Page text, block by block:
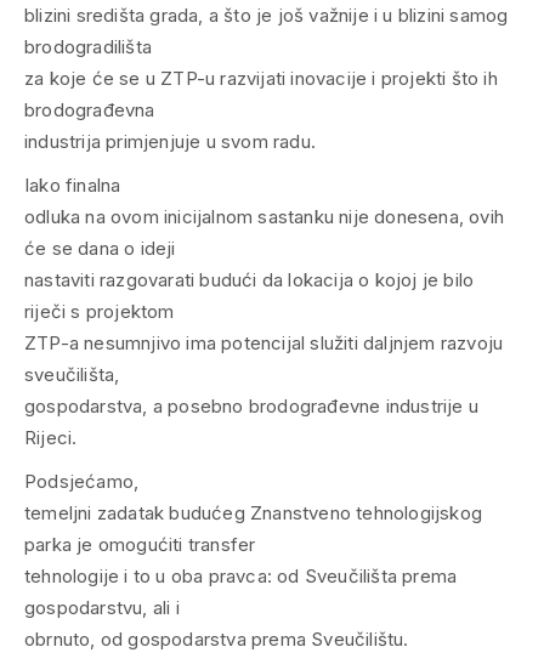
blizini središta grada, a što je još važnije i u blizini samog
brodogradilišta
za koje će se u ZTP-u razvijati inovacije i projekti što ih
brodograđevna
industrija primjenjuje u svom radu.
Iako finalna
odluka na ovom inicijalnom sastanku nije donesena, ovih
će se dana o ideji
nastaviti razgovarati budući da lokacija o kojoj je bilo
riječi s projektom
ZTP-a nesumnjivo ima potencijal služiti daljnjem razvoju
sveučilišta,
gospodarstva, a posebno brodograđevne industrije u
Rijeci.
Podsjećamo,
temeljni zadatak budućeg Znanstveno tehnologijskog
parka je omogućiti transfer
tehnologije i to u oba pravca: od Sveučilišta prema
gospodarstvu, ali i
obrnuto, od gospodarstva prema Sveučilištu.